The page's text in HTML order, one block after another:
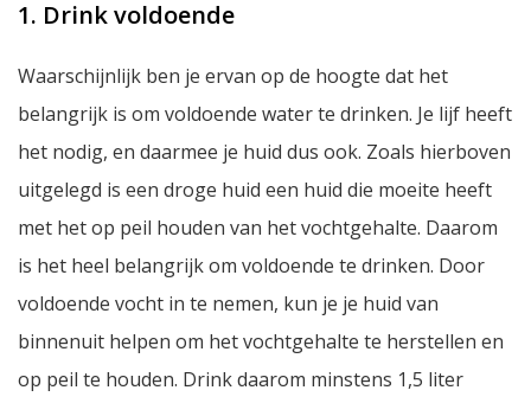
1. Drink voldoende
Waarschijnlijk ben je ervan op de hoogte dat het
belangrijk is om voldoende water te drinken. Je lijf heeft
het nodig, en daarmee je huid dus ook. Zoals hierboven
uitgelegd is een droge huid een huid die moeite heeft
met het op peil houden van het vochtgehalte. Daarom
is het heel belangrijk om voldoende te drinken. Door
voldoende vocht in te nemen, kun je je huid van
binnenuit helpen om het vochtgehalte te herstellen en
op peil te houden. Drink daarom minstens 1,5 liter